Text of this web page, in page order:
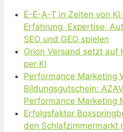
E-E-A-T in Zeiten von
Erfahrung, Expertise,
SEO und GEO spielen
Orion Versand setzt auf
per KI
Performance Marketing
Bildungsgutschein:
Performance Marketing
Erfolgsfaktor
den Schlafzimmermarkt